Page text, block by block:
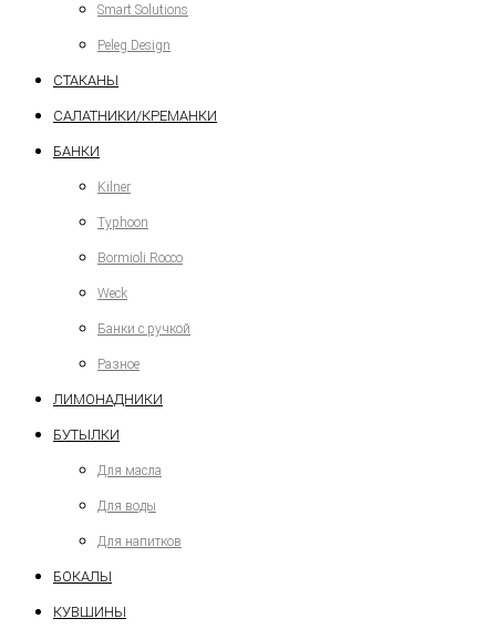
Smart Solutions
Peleg Design
СТАКАНЫ
САЛАТНИКИ/КРЕМАНКИ
БАНКИ
Kilner
Typhoon
Bormioli Rocco
Weck
Банки с ручкой
Разное
ЛИМОНАДНИКИ
БУТЫЛКИ
Для масла
Для воды
Для напитков
БОКАЛЫ
КУВШИНЫ